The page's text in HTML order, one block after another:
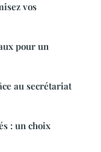
vos
pour un
au secrétariat
: un choix